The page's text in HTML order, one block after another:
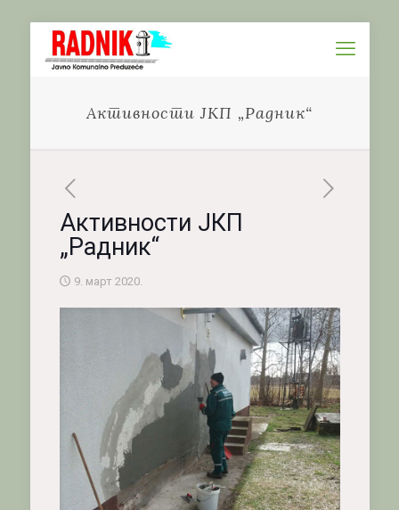
Активности ЈКП „Радник“
Активности ЈКП
„Радник“
9. март 2020.